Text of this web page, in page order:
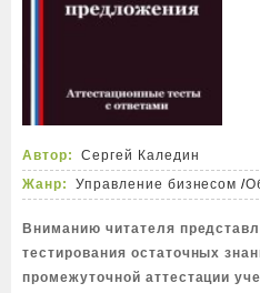
Автор:
Сергей Каледин
Жанр:
Управление бизнесом /
Вниманию читателя
тестирования остаточных
промежуточной аттестации